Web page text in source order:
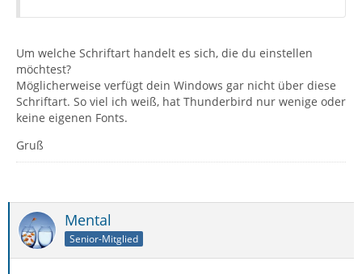
Um welche Schriftart handelt es sich, die du einstellen
möchtest?
Möglicherweise verfügt dein Windows gar nicht über diese
Schriftart. So viel ich weiß, hat Thunderbird nur wenige oder
keine eigenen Fonts.
Gruß
Mental
Senior-Mitglied